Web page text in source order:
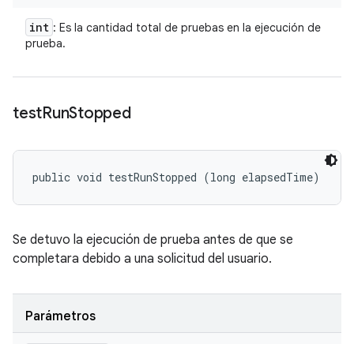
int : Es la cantidad total de pruebas en la ejecución de
prueba.
testRunStopped
public void testRunStopped (long elapsedTime)
Se detuvo la ejecución de prueba antes de que se
completara debido a una solicitud del usuario.
Parámetros